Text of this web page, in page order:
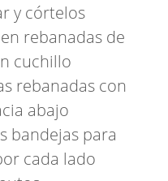
y córtelos
rebanadas de
cuchillo
rebanadas con
abajo
bandejas para
cada lado